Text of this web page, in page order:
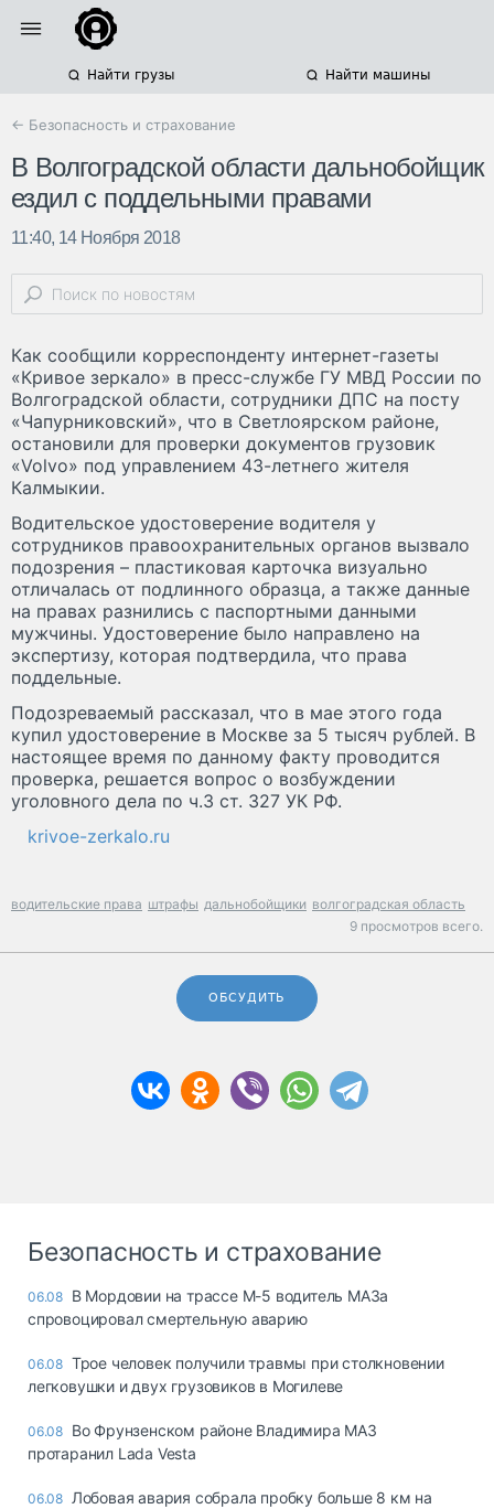
Найти грузы Найти машины
← Безопасность и страхование
В Волгоградской области дальнобойщик
ездил с поддельными правами
11:40, 14 Ноября 2018
Как сообщили корреспонденту интернет-газеты
«Кривое зеркало» в пресс-службе ГУ МВД России по
Волгоградской области, сотрудники ДПС на посту
«Чапурниковский», что в Светлоярском районе,
остановили для проверки документов грузовик
«Volvo» под управлением 43-летнего жителя
Калмыкии.
Водительское удостоверение водителя у
сотрудников правоохранительных органов вызвало
подозрения – пластиковая карточка визуально
отличалась от подлинного образца, а также данные
на правах разнились с паспортными данными
мужчины. Удостоверение было направлено на
экспертизу, которая подтвердила, что права
поддельные.
Подозреваемый рассказал, что в мае этого года
купил удостоверение в Москве за 5 тысяч рублей. В
настоящее время по данному факту проводится
проверка, решается вопрос о возбуждении
уголовного дела по ч.3 ст. 327 УК РФ.
krivoe-zerkalo.ru
водительские права штрафы дальнобойщики волгоградская область
9 просмотров всего.
ОБСУДИТЬ
Безопасность и страхование
06.08 В Мордовии на трассе М-5 водитель МАЗа
спровоцировал смертельную аварию
06.08 Трое человек получили травмы при столкновении
легковушки и двух грузовиков в Могилеве
06.08 Во Фрунзенском районе Владимира МАЗ
протаранил Lada Vesta
06.08 Лобовая авария собрала пробку больше 8 км на